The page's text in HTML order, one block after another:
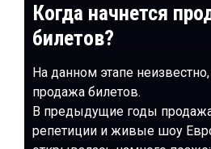
Когда начнется
билетов?
На данном этапе неизвестно,
продажа билетов.
В предыдущие годы
репетиции и живые шоу